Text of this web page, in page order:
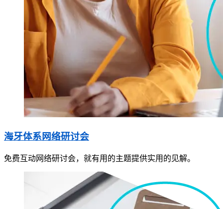
海牙体系网络研讨会
免费互动网络研讨会，就有用的主题提供实用的见解。